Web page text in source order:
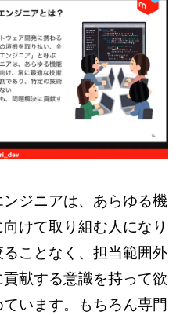
ジニアは、あらゆる機
けて取り組む人になり
ことなく、担当範囲外
献する意識を持って欲
います。もちろん専門